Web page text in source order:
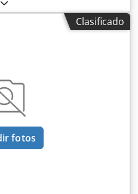
técnicos son información
o el operador, por lo cual
en stock más de 15.000 m²
de grúa de 70 t más
para su taller Si desea
o su empresa,
Puede encontrar más
Crsdpfxjyycy Hj Anvjf Las
Esperamos su visita. Su
Clasificado
fotos